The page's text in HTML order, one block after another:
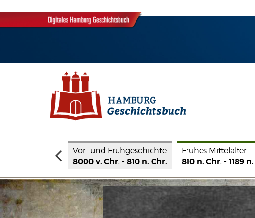
- 810 n. Chr.
Frühes Mittelalter
810 n. Chr. - 1189 n. Chr.
Hohes Mittelalter
1190 - 1350